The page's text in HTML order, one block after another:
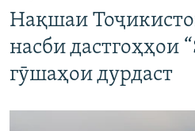
Нақшаи
насби дастгоҳҳои
гӯшаҳои дурдаст